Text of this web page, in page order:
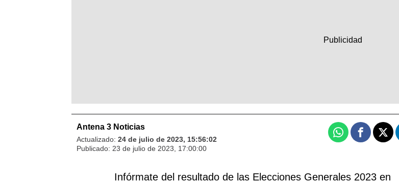
Antena 3 Noticias
Actualizado: 24 de julio de 2023, 15:56:02
Publicado: 23 de julio de 2023, 17:00:00
WhatsappFacebook
X
Infórmate del resultado de las Elecciones Generales 2023 en